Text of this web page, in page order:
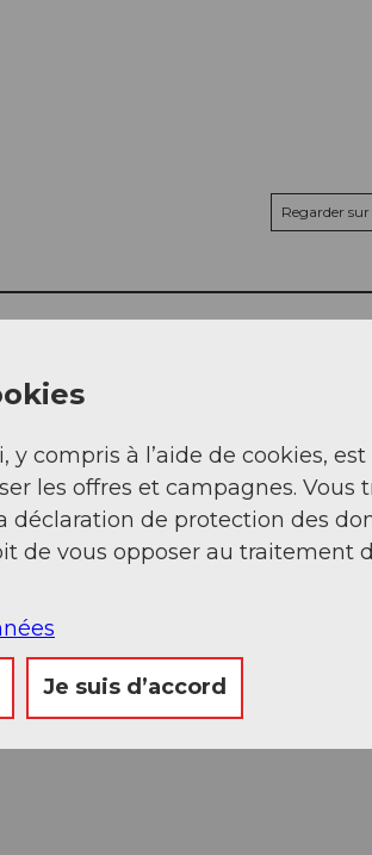
Regarder
y compris à l’aide de cookies,
les offres et campagnes. Vous
déclaration de protection des
de vous opposer au traitement
Je suis d’accord